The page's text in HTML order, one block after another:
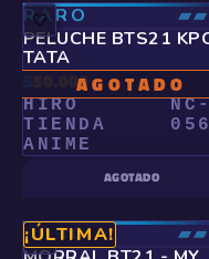
🤍
AGOTADO
RARO
PELUCHE BTS21
TATA
50.000
HIRO
TIENDA
ANIME
AGOTADO
🤍
¡ÚLTIMA!
RARO